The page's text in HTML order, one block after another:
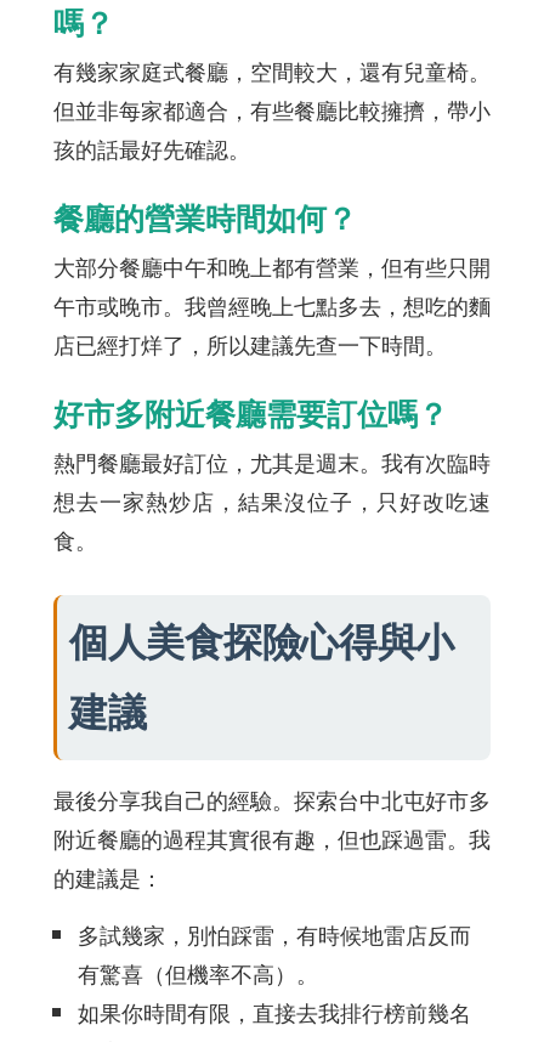
嗎？
有幾家家庭式餐廳，空間較大，還有兒童椅。
但並非每家都適合，有些餐廳比較擁擠，帶小
孩的話最好先確認。
餐廳的營業時間如何？
大部分餐廳中午和晚上都有營業，但有些只開
午市或晚市。我曾經晚上七點多去，想吃的麵
店已經打烊了，所以建議先查一下時間。
好市多附近餐廳需要訂位嗎？
熱門餐廳最好訂位，尤其是週末。我有次臨時
想去一家熱炒店，結果沒位子，只好改吃速
食。
個人美食探險心得與小
建議
最後分享我自己的經驗。探索台中北屯好市多
附近餐廳的過程其實很有趣，但也踩過雷。我
的建議是：
多試幾家，別怕踩雷，有時候地雷店反而
有驚喜（但機率不高）。
如果你時間有限，直接去我排行榜前幾名